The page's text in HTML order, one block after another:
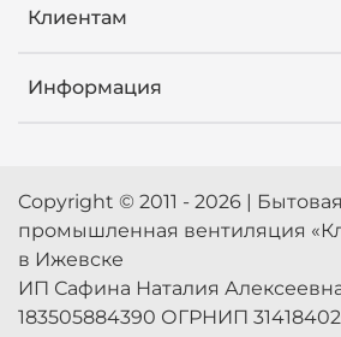
Клиентам
Информация
Copyright © 2011 - 2026 |
промышленная вентиляция
в Ижевске
ИП Сафина Наталия
183505884390 ОГРНИП